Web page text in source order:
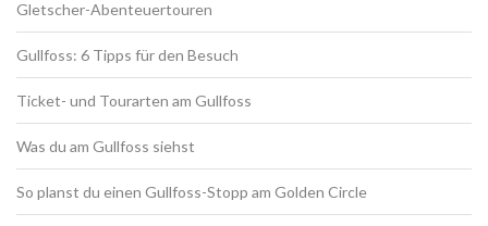
Gletscher-Abenteuertouren
Gullfoss: 6 Tipps für den Besuch
Ticket- und Tourarten am Gullfoss
Was du am Gullfoss siehst
So planst du einen Gullfoss-Stopp am Golden Circle